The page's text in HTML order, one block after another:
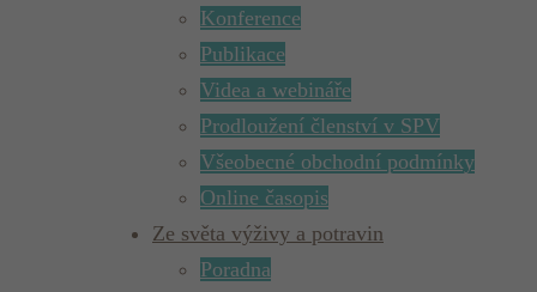
Konference
Publikace
Videa a webináře
Prodloužení členství v SPV
Všeobecné obchodní podmínky
Online časopis
Ze světa výživy a potravin
Poradna